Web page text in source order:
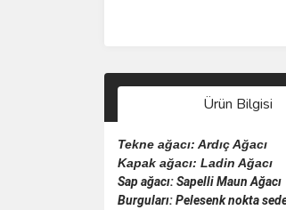
Ürün Bilgisi
Tekne ağacı: Ardıç Ağacı
Kapak ağacı: Ladin Ağacı
Sap ağacı: Sapelli Maun Ağacı
Burguları: Pelesenk nokta